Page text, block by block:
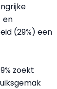
en
(29%) een
zoekt